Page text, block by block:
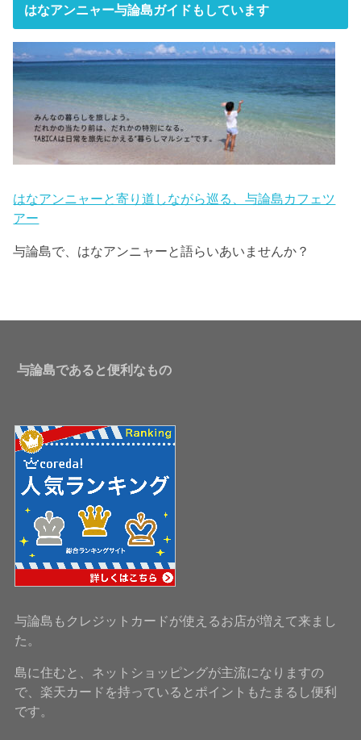
はなアンニャー与論島ガイドもしています
はなアンニャーと寄り道しながら巡る、与論島カフェツ
アー
与論島で、はなアンニャーと語らいあいませんか？
与論島であると便利なもの
与論島もクレジットカードが使えるお店が増えて来まし
た。
島に住むと、ネットショッピングが主流になりますの
で、楽天カードを持っているとポイントもたまるし便利
です。